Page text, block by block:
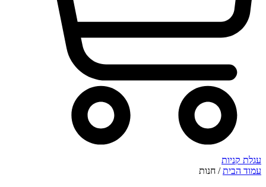
עגלת קניות
עמוד הבית/ חנות